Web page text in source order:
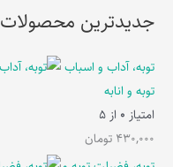
جدیدترین محصولات
توبه، آداب و اسباب
توبه و انابه
امتیاز 0 از 5
430,000 تومان